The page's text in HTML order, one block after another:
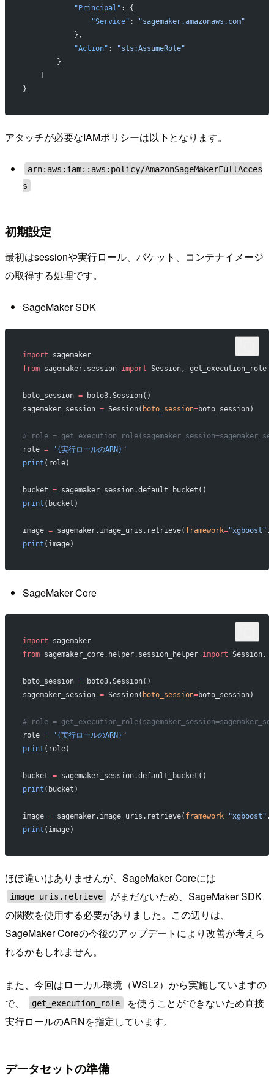
            "Principal"
: {
                "Service"
:
"sagemaker.amazonaws.com"
            },
            "Action"
:
"sts:AssumeRole"
        }
}
アタッチが必要なIAMポリシーは以下となります。
arn:aws:iam::aws:policy/AmazonSageMakerFullAcces
s
初期設定
最初はsessionや実行ロール、バケット、コンテナイメージ
の取得する処理です。
SageMaker SDK
import sagemaker
from sagemaker.session import Session, get_execution_role
boto_session = boto3.Session()
sagemaker_session = Session( boto_session=boto_session)
# role =
role = "{実行ロールのARN} "
print (role)
bucket = sagemaker_session.default_bucket()
print (bucket)
image = sagemaker.image_uris.retrieve( framework="xgboost"
print (image)
SageMaker Core
import sagemaker
from sagemaker_core.helper.session_helper import Session,
boto_session = boto3.Session()
sagemaker_session = Session( boto_session=boto_session)
# role =
role = "{実行ロールのARN} "
print (role)
bucket = sagemaker_session.default_bucket()
print (bucket)
image = sagemaker.image_uris.retrieve( framework="xgboost"
print (image)
ほぼ違いはありませんが、SageMaker Coreには
image_uris.retrieve
がまだないため、SageMaker SDK
の関数を使用する必要がありました。この辺りは、
SageMaker Coreの今後のアップデートにより改善が考えら
れるかもしれません。
また、今回はローカル環境（WSL2）から実施していますの
で、
get_execution_role
を使うことができないため直接
実行ロールのARNを指定しています。
データセットの準備